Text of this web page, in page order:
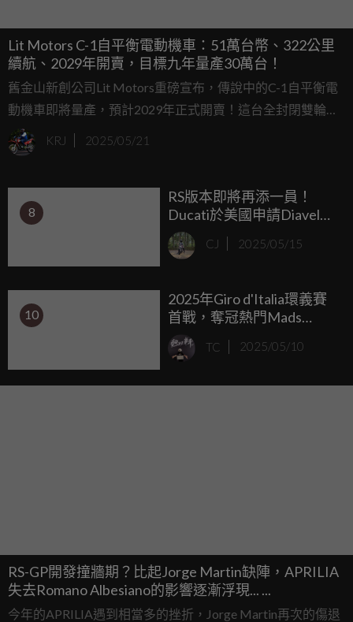
Lit Motors C-1自平衡電動機車：51萬台幣、322公里
續航、2029年開賣，目標九年量產30萬台！
舊金山新創公司Lit Motors重磅宣布，傳說中的C-1自平衡電
動機車即將量產，預計2029年正式開賣！這台全封閉雙輪機
車靠陀螺儀穩到像四輪車，2021年就秀過能跑的原型機，現
在更喊出九年內年產30萬台的豪語！從街頭試駕到超狂計
KRJ 2025/05/21
8
RS版本即將再添一員！
Ducati於美國申請Diavel
V4 RS專利，最快今年秋天
登場
CJ 2025/05/15
10
2025年Giro d'Italia環義賽
首戰，奪冠熱門Mads
Pedersen粉衫加身！
TC 2025/05/10
RS-GP開發撞牆期？比起Jorge Martin缺陣，APRILIA
失去Romano Albesiano的影響逐漸浮現... ...
今年的APRILIA遇到相當多的挫折，Jorge Martin再次的傷退